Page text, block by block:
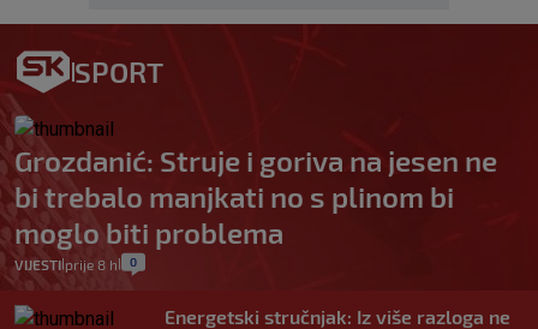
SPORT
Grozdanić: Struje i goriva na jesen ne
bi trebalo manjkati no s plinom bi
moglo biti problema
VIJESTI| prije 8 h 0
Energetski stručnjak: Iz više razloga ne